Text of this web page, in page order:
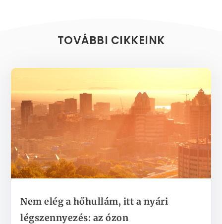
TOVÁBBI CIKKEINK
Nem elég a hőhullám, itt a nyári
légszennyezés: az ózon